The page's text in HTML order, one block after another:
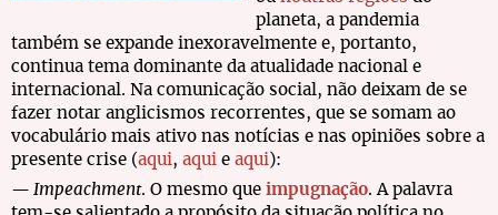
planeta, a pandemia
também se expande inexoravelmente e, portanto,
continua tema dominante da atualidade nacional e
internacional. Na comunicação social, não deixam de se
fazer notar anglicismos recorrentes, que se somam ao
vocabulário mais ativo nas notícias e nas opiniões sobre a
presente crise (aqui, aqui e aqui):
— Impeachment. O mesmo que impugnação. A palavra